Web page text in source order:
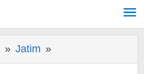
» Jatim »
di